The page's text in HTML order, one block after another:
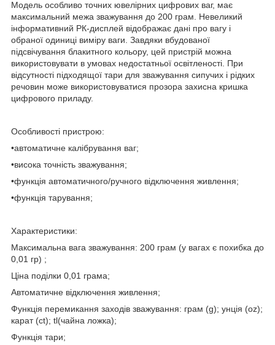
Модель особливо точних ювелірних цифрових ваг, має
максимальний межа зважування до 200 грам. Невеликий
інформативний РК-дисплей відображає дані про вагу і
обраної одиниці виміру ваги. Завдяки вбудованої
підсвічування блакитного кольору, цей пристрій можна
використовувати в умовах недостатньої освітленості. При
відсутності підходящої тари для зважування сипучих і рідких
речовин може використовуватися прозора захисна кришка
цифрового приладу.
Особливості пристрою:
•автоматичне калібрування ваг;
•висока точність зважування;
•функція автоматичного/ручного відключення живлення;
•функція тарування;
Характеристики:
Максимальна вага зважування: 200 грам (у вагах є похибка до
0,01 гр) ;
Ціна поділки 0,01 грама;
Автоматичне відключення живлення;
Функція перемикання заходів зважування: грам (g); унція (oz);
карат (ct); tl(чайна ложка);
Функція тари;